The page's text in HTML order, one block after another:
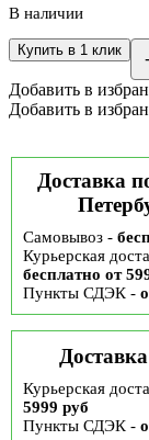
В наличии
-
Купить в 1 клик
Добавить в
Добавить в
Доставка
Самовывоз -
Курьерская
бесплатно от
Пункты СДЭК -
Курьерская
5999 руб
Пункты СДЭК -